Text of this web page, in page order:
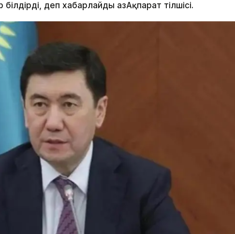
деп хабарлайды ҚазАқпарат тілшісі.